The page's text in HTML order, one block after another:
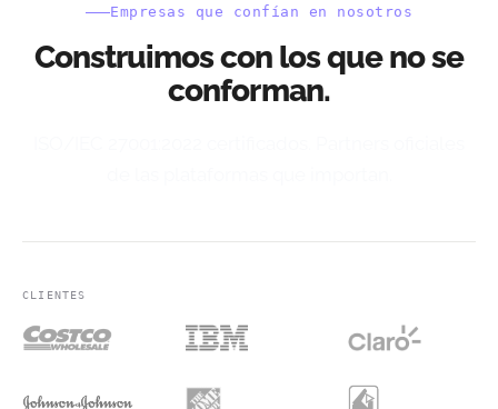
Empresas que confían en nosotros
Construimos con los que no se
conforman.
CLIENTES